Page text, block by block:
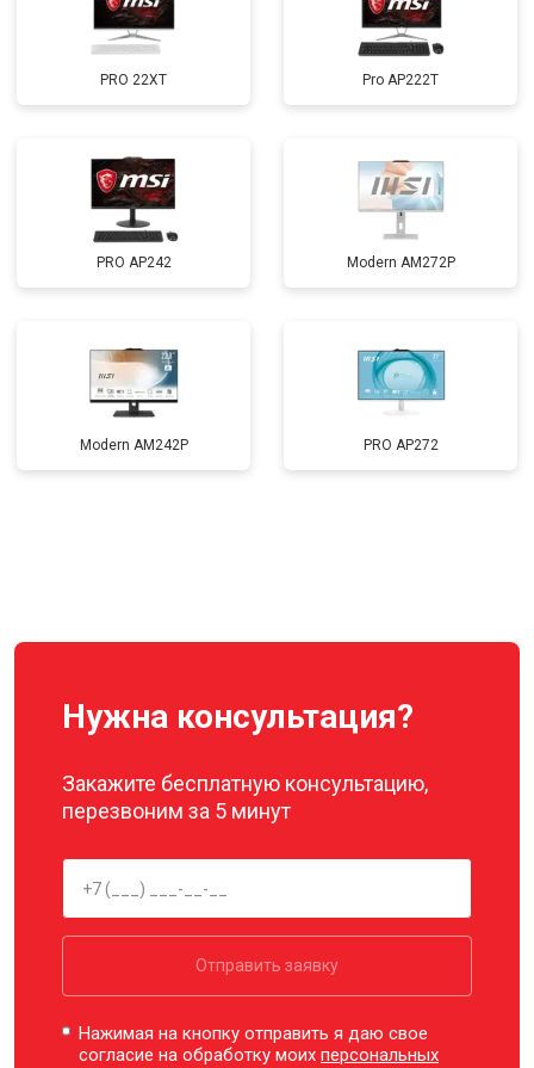
PRO 22XT Pro AP222T
PRO AP242 Modern AM272P
Modern AM242P PRO AP272
Нужна консультация?
Закажите бесплатную консультацию,
перезвоним за 5 минут
Отправить заявку
Нажимая на кнопку отправить я даю свое
согласие на обработку моихперсональных